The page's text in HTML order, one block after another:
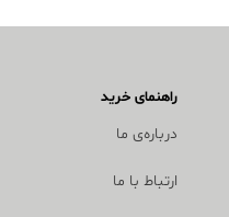
راهنمای خرید
درباره‌ی ما
ارتباط با ما